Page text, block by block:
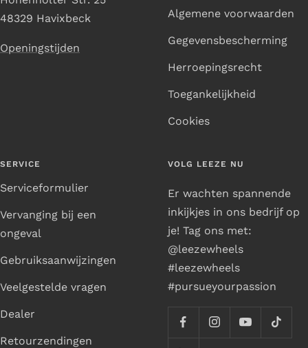
48329 Havixbeck
Openingstijden
Algemene voorwaarden
Gegevensbescherming
Herroepingsrecht
Toegankelijkheid
Cookies
SERVICE
Serviceformulier
Vervanging bij een
ongeval
Gebruiksaanwijzingen
Veelgestelde vragen
Dealer
Retourzendingen
VOLG LEEZE NU
Er wachten spannende
inkijkjes in ons bedrijf op
je! Tag ons met:
@leezewheels
#leezewheels
#pursueyourpassion